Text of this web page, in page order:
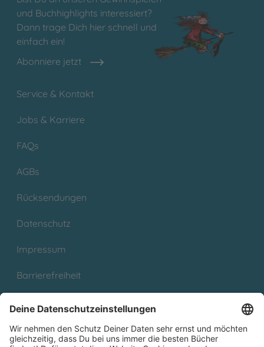
und Buchhighlights interessiert?
Dann trage Dich hier schnell und
einfach ein!
Abonniere jetzt
Service & Kontakt
Jobs & Karriere
FAQs
AGBs
Rücksendungen
Datenschutz
Impressum
Barrierefreiheit
Partnerprogramm (Affiliate)